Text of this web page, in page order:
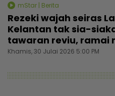
mStar | Berita
Rezeki wajah seiras
Kelantan tak sia-
tawaran reviu, ramai
Khamis, 30 Julai 2026 5:00 PM